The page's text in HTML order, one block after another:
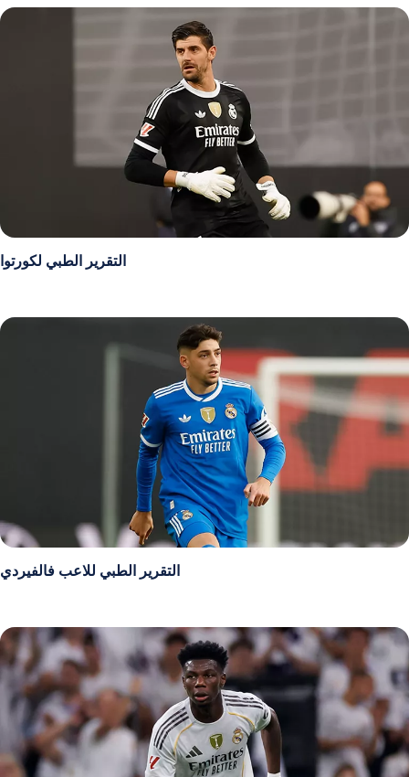
التقرير الطبي لكورتوا
التقرير الطبي للاعب فالفيردي